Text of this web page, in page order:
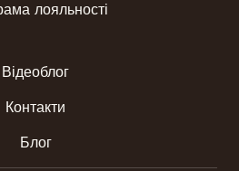
лояльності
Відеоблог
Контакти
Блог